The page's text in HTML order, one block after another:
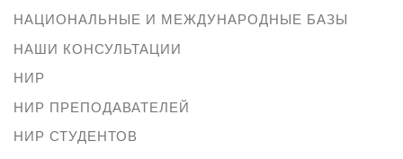
НАЦИОНАЛЬНЫЕ И МЕЖДУНАРОДНЫЕ БАЗЫ
НАШИ КОНСУЛЬТАЦИИ
НИР
НИР ПРЕПОДАВАТЕЛЕЙ
НИР СТУДЕНТОВ